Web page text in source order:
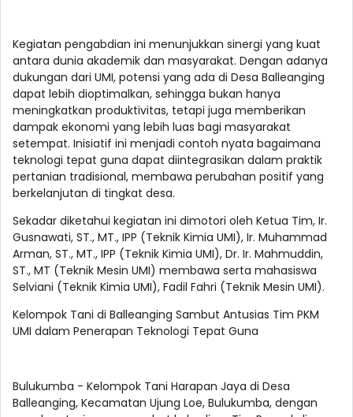
Kegiatan pengabdian ini menunjukkan sinergi yang kuat
antara dunia akademik dan masyarakat. Dengan adanya
dukungan dari UMI, potensi yang ada di Desa Balleanging
dapat lebih dioptimalkan, sehingga bukan hanya
meningkatkan produktivitas, tetapi juga memberikan
dampak ekonomi yang lebih luas bagi masyarakat
setempat. Inisiatif ini menjadi contoh nyata bagaimana
teknologi tepat guna dapat diintegrasikan dalam praktik
pertanian tradisional, membawa perubahan positif yang
berkelanjutan di tingkat desa.
Sekadar diketahui kegiatan ini dimotori oleh Ketua Tim, Ir.
Gusnawati, ST., MT., IPP (Teknik Kimia UMI), Ir. Muhammad
Arman, ST., MT., IPP (Teknik Kimia UMI), Dr. Ir. Mahmuddin,
ST., MT (Teknik Mesin UMI) membawa serta mahasiswa
Selviani (Teknik Kimia UMI), Fadil Fahri (Teknik Mesin UMI).
Kelompok Tani di Balleanging Sambut Antusias Tim PKM
UMI dalam Penerapan Teknologi Tepat Guna
Bulukumba - Kelompok Tani Harapan Jaya di Desa
Balleanging, Kecamatan Ujung Loe, Bulukumba, dengan